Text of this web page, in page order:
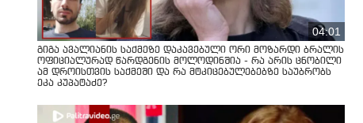
04:01
გიგა ავალიანის საქმეზე დაკავებული ორი მოზარდი ბრალის
ოფიციალურად წარდგენის მოლოდინშია - რა არის ცნობილი
ამ დროისთვის საქმეში და რა მტკიცებულებებზე საუბრობს
ეკა კუპატაძე?